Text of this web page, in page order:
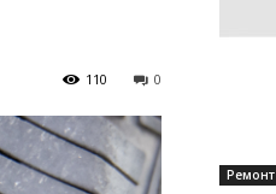
0
110
Ремонт